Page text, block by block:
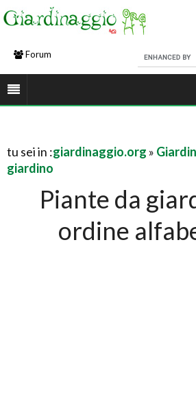
Forum
tu sei in :giardinaggio.org »
giardino
Piante da
ordine